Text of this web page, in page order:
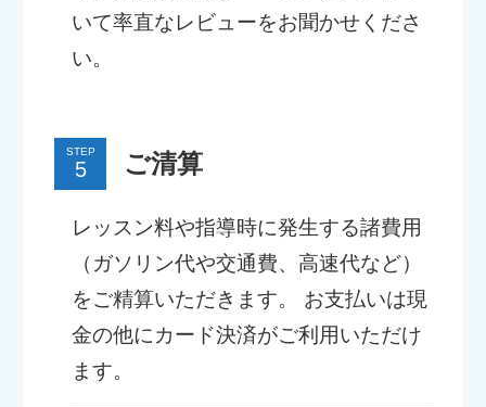
いて率直なレビューをお聞かせくださ
い。
STEP ご清算
レッスン料や指導時に発生する諸費用
（ガソリン代や交通費、高速代など）
をご精算いただきます。 お支払いは現
金の他にカード決済がご利用いただけ
ます。